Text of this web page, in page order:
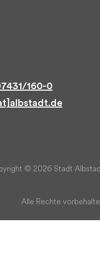
160-0
© 2026 Stadt
Alle Rechte